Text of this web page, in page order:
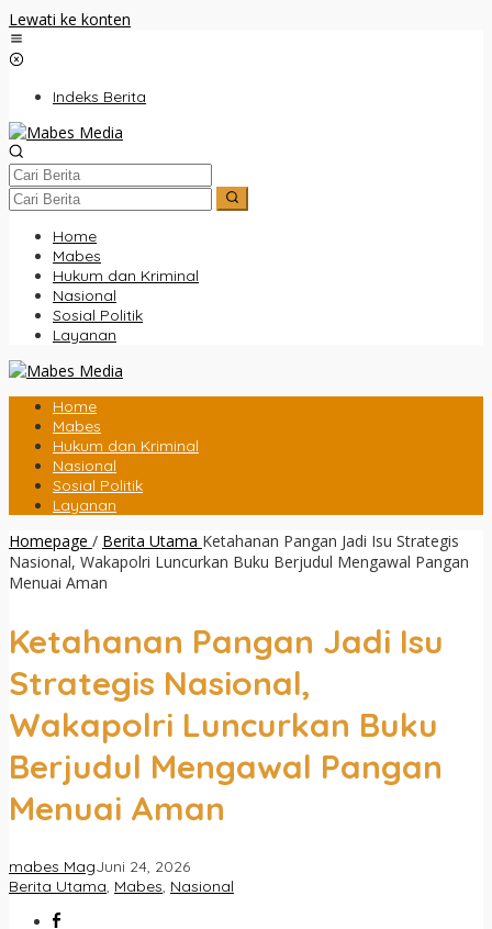
Lewati ke konten
Indeks Berita
Home
Mabes
Hukum dan Kriminal
Nasional
Sosial Politik
Layanan
Home
Mabes
Hukum dan Kriminal
Nasional
Sosial Politik
Layanan
Homepage / Berita Utama Ketahanan Pangan Jadi Isu Strategis
Nasional, Wakapolri Luncurkan Buku Berjudul Mengawal Pangan
Menuai Aman
Ketahanan Pangan Jadi Isu
Strategis Nasional,
Wakapolri Luncurkan Buku
Berjudul Mengawal Pangan
Menuai Aman
mabes MagJuni 24, 2026
Berita Utama, Mabes, Nasional